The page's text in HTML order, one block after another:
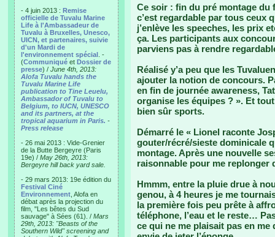
- 4 juin 2013 : Remise
officielle de Tuvalu Marine
Life à l'Ambassadeur de
Tuvalu à Bruxelles, Unesco,
UICN, et partenaires, suivie
d'un Mardi de
l'environnement spécial . -
(Communiqué et Dossier de
presse) / June 4th, 2013:
Alofa Tuvalu hands the
Tuvalu Marine Life
publication to Tine Leuelu,
Ambassador of Tuvalu to
Belgium, to IUCN, UNESCO
and its partners, at the
tropical aquarium in Paris. -
Press release
- 26 mai 2013 : Vide-Grenier
de la Butte Bergeyre (Paris
19e) / May 26th, 2013:
Bergeyre hill back yard sale.
- 29 mars 2013: 19e édition du
Festival Ciné
Environnement , Alofa en
débat après la projection du
film, "Les bêtes du Sud
sauvage" à Sées (61). / Mars
29th, 2013: "Beasts of the
Southern Wild" screening and
Ce soir : fin du pré montage du
c’est regardable par tous ceux
j’enlève les speeches, les prix
ça. Les participants aux
parviens pas à rendre
Réalisé y’a peu que les
ajouter la notion de concours.
en fin de journée awareness,
organise les équipes ? ». Et
bien sûr sports.
Démarré le « Lionel raconte
gouter/récré/sieste dominicale
montage. Après une nouvelle
raisonnable pour me replonger
Hmmm, entre la pluie drue à
genou, à 4 heures je me
la première fois peu prête à
téléphone, l’eau et le reste…
ce qui ne me plaisait pas en